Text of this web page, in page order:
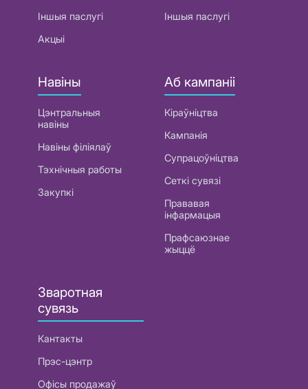
Іншыя паслугі
Акцыі
Іншыя паслугі
Навіны
Цэнтральныя
навіны
Навіны філіялаў
Тэхнічныя работы
Закупкі
Аб кампаніі
Кіраўніцтва
Кампанія
Супрацоўніцтва
Сеткі сувязі
Прававая
інфармацыя
Прафсаюзнае
жыццё
Зваротная
сувязь
Кантакты
Прэс-цэнтр
Офісы продажаў